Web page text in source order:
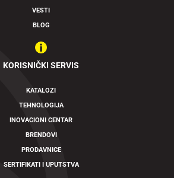
VESTI
BLOG
KORISNIČKI SERVIS
KATALOZI
TEHNOLOGIJA
INOVACIONI CENTAR
BRENDOVI
PRODAVNICE
SERTIFIKATI I UPUTSTVA